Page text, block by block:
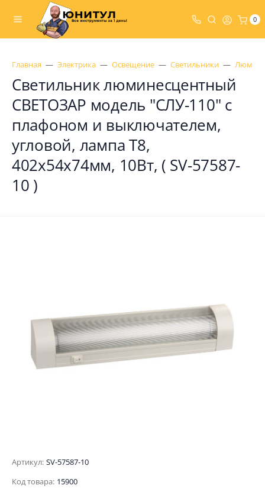
0
Главная Электрика Освещение Светильники
Светильник люминесцентный
СВЕТОЗАР модель "СЛУ-110" с
плафоном и выключателем,
угловой, лампа Т8,
402x54x74мм, 10Вт, ( SV-57587-
10 )
Артикул: SV-57587-10
Код товара: 15900